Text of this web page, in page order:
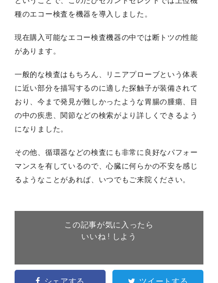
種のエコー検査を機器を導入しました。
現在購入可能なエコー検査機器の中では断トツの性能
があります。
一般的な検査はもちろん、リニアプローブという体表
に近い部分を描写するのに適した探触子が装備されて
おり、今まで発見が難しかったような胃腸の腫瘍、目
の中の疾患、関節などの検索がより詳しくできるよう
になりました。
その他、循環器などの検査にも非常に良好なパフォー
マンスを有しているので、心臓に何らかの不安を感じ
るようなことがあれば、いつでもご来院ください。
この記事が気に入ったら
いいね ! しよう
シェアする ツイートする